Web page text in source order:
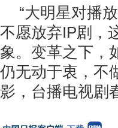
“大明星对播
不愿放弃IP剧，
象。变革之下，
仍无动于衷，不
影，台播电视剧